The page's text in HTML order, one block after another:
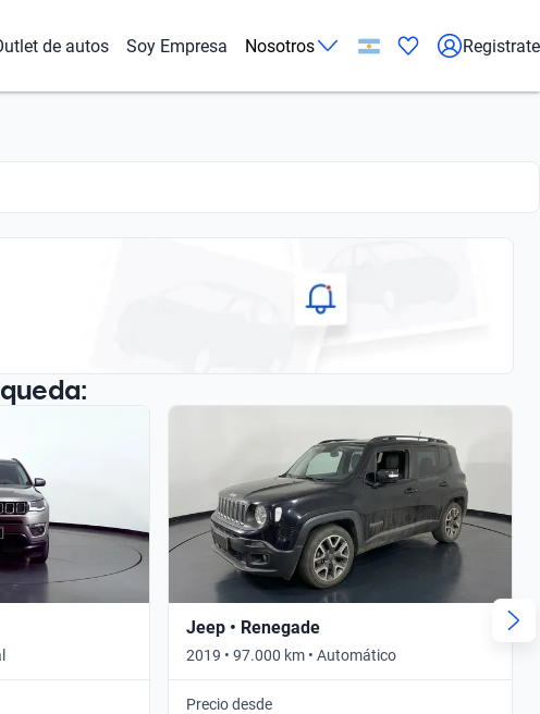
de autos Soy Empresa Nosotros Registrate
Jeep • Renegade
2019 • 97.000 km • Automático
Precio desde